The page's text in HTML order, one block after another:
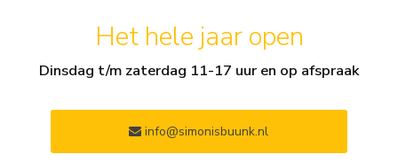
Het hele jaar open
Dinsdag t/m zaterdag 11-17 uur en op afspraak
info@simonisbuunk.nl